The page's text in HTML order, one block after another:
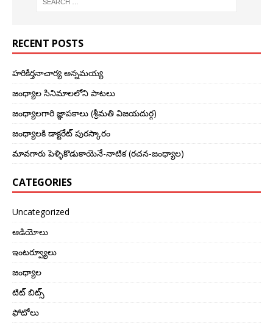
RECENT POSTS
హరికీర్తనాచార్య అన్నమయ్య
జంధ్యాల సినిమాలలోని పాటలు
జంధ్యాలగారి జ్ఞాపకాలు (శ్రీమతి విజయదుర్గ)
జంధ్యాలకి డాక్టరేట్ పురస్కారం
మావగారు పెళ్ళికొడుకాయెనే-నాటిక (రచన-జంధ్యాల)
CATEGORIES
Uncategorized
ఆడియోలు
ఇంటర్వ్యూలు
జంధ్యాల
టిట్ బిట్స్
ఫోటోలు